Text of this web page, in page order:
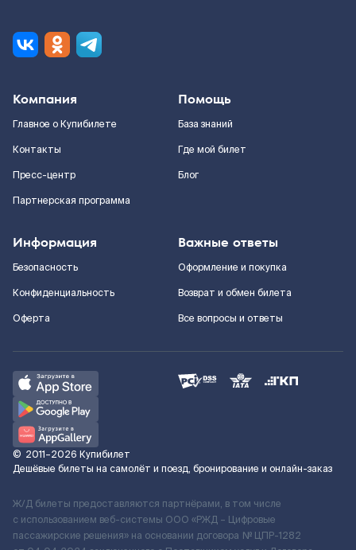
Компания
Главное о Купибилете
Контакты
Пресс-центр
Партнерская программа
Помощь
База знаний
Где мой билет
Блог
Информация
Безопасность
Конфиденциальность
Оферта
Важные ответы
Оформление и покупка
Возврат и обмен билета
Все вопросы и ответы
© 2011–2026 Купибилет
Дешёвые билеты на самолёт и поезд, бронирование и онлайн-заказ
Ж/Д билеты предоставляются партнёрами, в том числе
с использованием веб-системы ООО «РЖД – Цифровые
пассажирские решения» на основании договора № ЦПР-1282